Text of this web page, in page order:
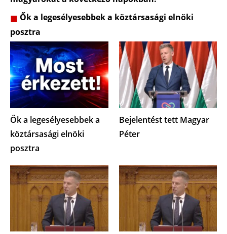
Ők a legesélyesebbek a köztársasági elnöki
posztra
Ők a legesélyesebbek a
köztársasági elnöki
posztra
Bejelentést tett Magyar
Péter